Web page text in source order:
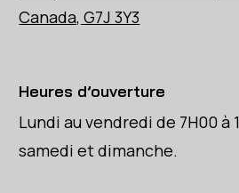
Canada, G7J 3Y3
Heures d’ouverture
Lundi au vendredi de 7H00 à
samedi et dimanche.